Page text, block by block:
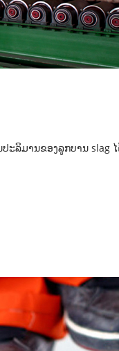
ລິມານຂອງລູກບານ slag